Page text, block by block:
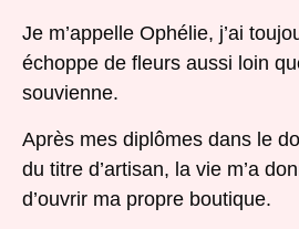
Je m’appelle Ophélie, j’ai
échoppe de fleurs aussi loin
souvienne.
Après mes diplômes dans le
du titre d’artisan, la vie m’a
d’ouvrir ma propre boutique.